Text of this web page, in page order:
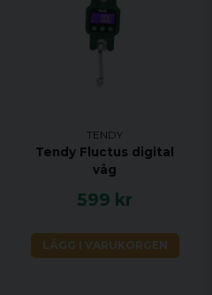
TENDY
Tendy Fluctus digital
våg
599 kr
LÄGG I VARUKORGEN